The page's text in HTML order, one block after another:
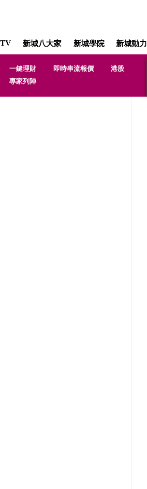
新城八大家 新城學院 新城動力
一鍵理財 即時串流報價
港股
專家列陣